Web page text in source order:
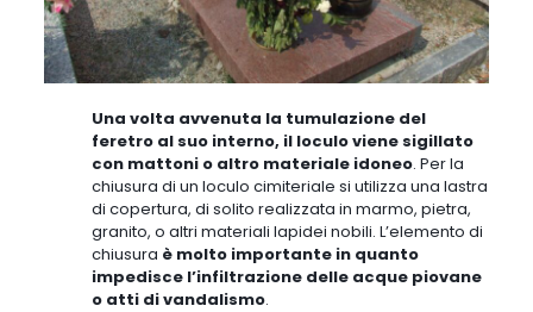
Una volta avvenuta la tumulazione del
feretro al suo interno, il loculo viene sigillato
con mattoni o altro materiale idoneo. Per la
chiusura di un loculo cimiteriale si utilizza una lastra
di copertura, di solito realizzata in marmo, pietra,
granito, o altri materiali lapidei nobili. L’elemento di
chiusura è molto importante in quanto
impedisce l’infiltrazione delle acque piovane
o atti di vandalismo.